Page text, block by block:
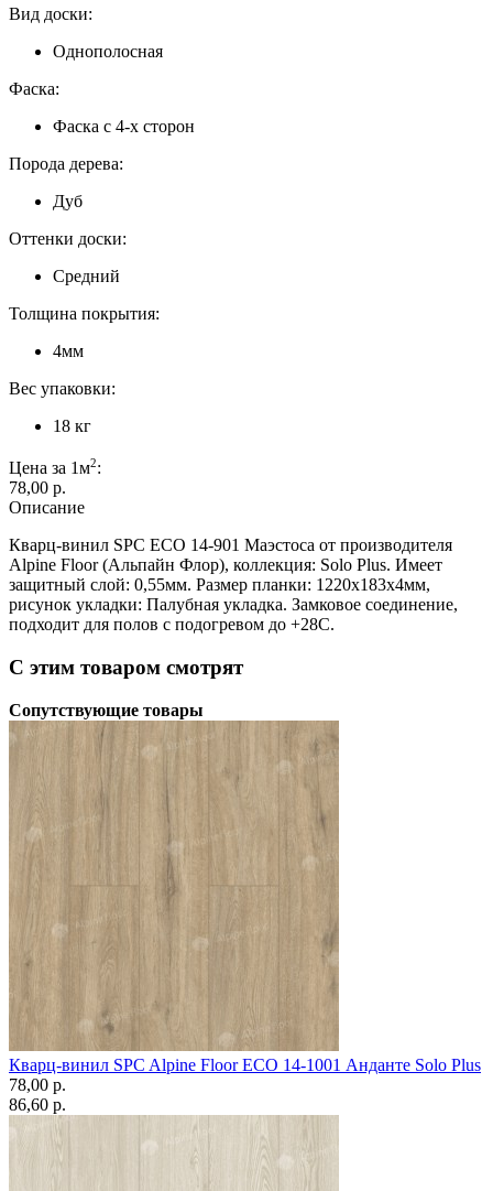
Вид доски:
Однополосная
Фаска:
Фаска с 4-х сторон
Порода дерева:
Дуб
Оттенки доски:
Средний
Толщина покрытия:
4мм
Вес упаковки:
18 кг
Цена за 1м2:
78,00 p.
Описание
Кварц-винил SPC ЕСО 14-901 Маэстоса от производителя
Alpine Floor (Альпайн Флор), коллекция: Solo Plus. Имеет
защитный слой: 0,55мм. Размер планки: 1220х183х4мм,
рисунок укладки: Палубная укладка. Замковое соединение,
подходит для полов с подогревом до +28С.
С этим товаром смотрят
Сопутствующие товары
Кварц-винил SPC Alpine Floor ЕСО 14-1001 Анданте Solo Plus
78,00 p.
86,60 p.